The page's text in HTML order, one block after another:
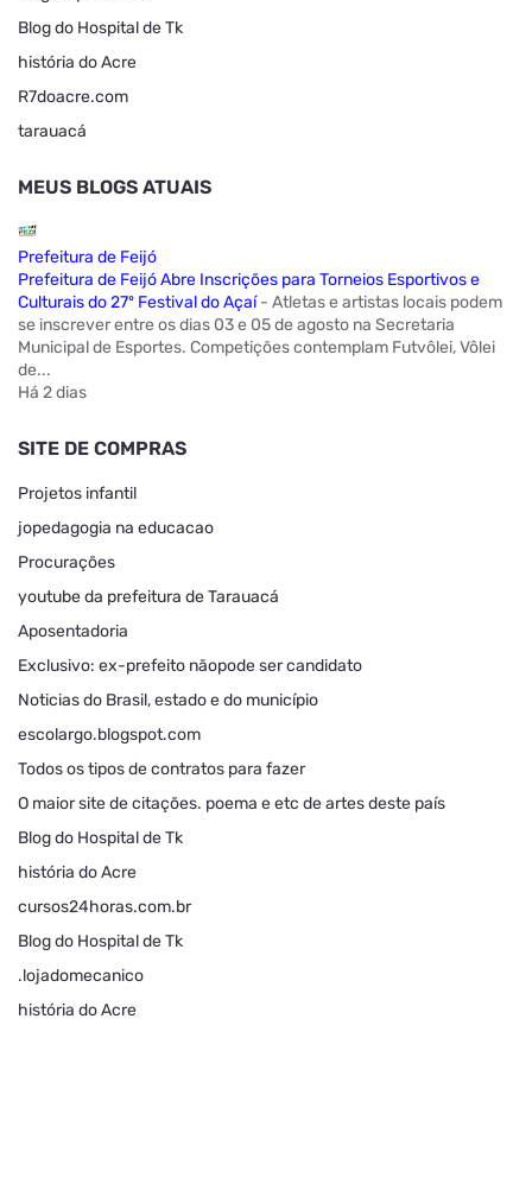
Blog do Hospital de Tk
história do Acre
R7doacre.com
tarauacá
MEUS BLOGS ATUAIS
Prefeitura de Feijó
Prefeitura de Feijó Abre Inscrições para Torneios Esportivos e
Culturais do 27º Festival do Açaí - Atletas e artistas locais podem
se inscrever entre os dias 03 e 05 de agosto na Secretaria
Municipal de Esportes. Competições contemplam Futvôlei, Vôlei
de...
Há 2 dias
SITE DE COMPRAS
Projetos infantil
jopedagogia na educacao
Procurações
youtube da prefeitura de Tarauacá
Aposentadoria
Exclusivo: ex-prefeito nãopode ser candidato
Noticias do Brasil, estado e do município
escolargo.blogspot.com
Todos os tipos de contratos para fazer
O maior site de citações. poema e etc de artes deste país
Blog do Hospital de Tk
história do Acre
cursos24horas.com.br
Blog do Hospital de Tk
.lojadomecanico
história do Acre